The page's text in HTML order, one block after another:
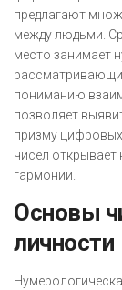
предлагают
между людьми.
место занимает
пониманию
позволяет
призму
чисел
гармонии.
Основы
личности